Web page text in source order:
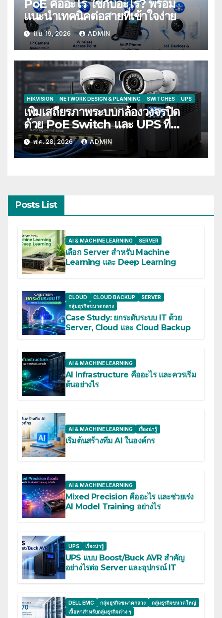
PoE คืออะไร ใช้กับอะไร? พร้อม
แนะนำเทคนิคต่อสายที่เข้าใจง่าย
มิ.ย. 19, 2026 ADMIN
HIKVISION NETWORK DESIGN & PLANNING SWITCHES UPS
เพิ่มเสถียรภาพระบบกล้องวงจรปิด
ด้วย PoE Switch และ UPS ที่
เหมาะสม
พ.ค. 28, 2026 ADMIN
Posts List
AI & MACHINE LEARNING SERVER
เลือก Server สำหรับ Machine
Learning และ Deep Learning
CLOUD CLOUD BACKUP
SERVER
กลุ่มธุรกิจขนาดกลาง
Case Study: ยกระดับระบบ IT ด้วย
Server, Cloud และ Cloud Backup
AI & MACHINE LEARNING
AI Infrastructure คืออะไร และควรเริ่ม
ต้นอย่างไร
AI & MACHINE LEARNING เรื่องน่ารู้
เริ่มต้นสร้างทีม AI ในองค์กร
AI & MACHINE LEARNING
Mixed Precision คืออะไร และช่วยเร่ง
AI Model Training อย่างไร
UPS เรื่องน่ารู้
UPS แบบ Boost/Buck AVR สำคัญ
อย่างไรต่อ Server และอุปกรณ์ IT
DELL EMC กลุ่มธุรกิจขนาดกลาง
กลุ่มธุรกิจขนาดใหญ่
เนื้อหาสำหรับกลุ่มธุรกิจต่าง ๆ